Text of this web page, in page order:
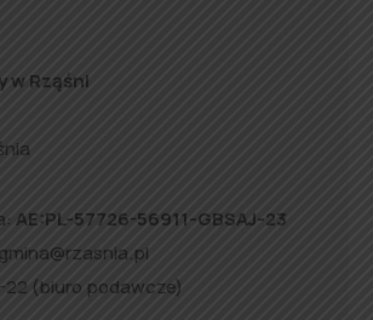
w Rząśni
AE:PL-57726-56911-GBSAJ-23
gmina@rzasnia.pl
22 (biuro podawcze)